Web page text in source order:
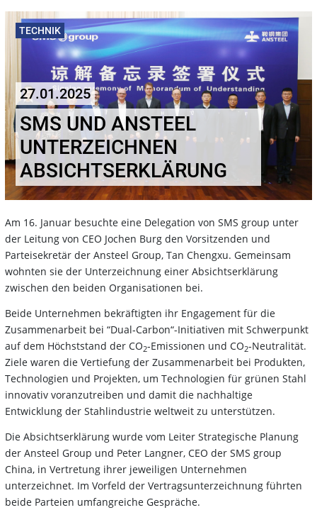
TECHNIK
27.01.2025
SMS UND ANSTEEL
UNTERZEICHNEN
ABSICHTSERKLÄRUNG
Am 16. Januar besuchte eine Delegation von SMS group unter
der Leitung von CEO Jochen Burg den Vorsitzenden und
Parteisekretär der Ansteel Group, Tan Chengxu. Gemeinsam
wohnten sie der Unterzeichnung einer Absichtserklärung
zwischen den beiden Organisationen bei.
Beide Unternehmen bekräftigten ihr Engagement für die
Zusammenarbeit bei “Dual‑Carbon“-Initiativen mit Schwerpunkt
auf dem Höchststand der CO2‑Emissionen und CO2‑Neutralität.
Ziele waren die Vertiefung der Zusammenarbeit bei Produkten,
Technologien und Projekten, um Technologien für grünen Stahl
innovativ voranzutreiben und damit die nachhaltige
Entwicklung der Stahlindustrie weltweit zu unterstützen.
Die Absichtserklärung wurde vom Leiter Strategische Planung
der Ansteel Group und Peter Langner, CEO der SMS group
China, in Vertretung ihrer jeweiligen Unternehmen
unterzeichnet. Im Vorfeld der Vertragsunterzeichnung führten
beide Parteien umfangreiche Gespräche.